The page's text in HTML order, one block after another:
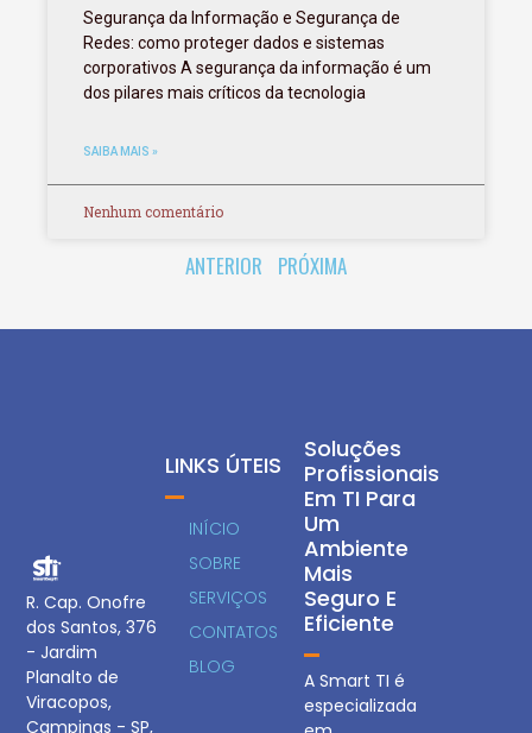
Segurança da Informação e Segurança de
Redes: como proteger dados e sistemas
corporativos A segurança da informação é um
dos pilares mais críticos da tecnologia
SAIBA MAIS »
Nenhum comentário
ANTERIOR PRÓXIMA
R. Cap. Onofre
dos Santos, 376
- Jardim
Planalto de
Viracopos,
Campinas - SP,
Soluções
Profissionais
Em TI Para
Um
Ambiente
Mais
Seguro E
Eficiente
A Smart TI é
especializada
LINKS ÚTEIS
INÍCIO
SOBRE
SERVIÇOS
CONTATOS
BLOG